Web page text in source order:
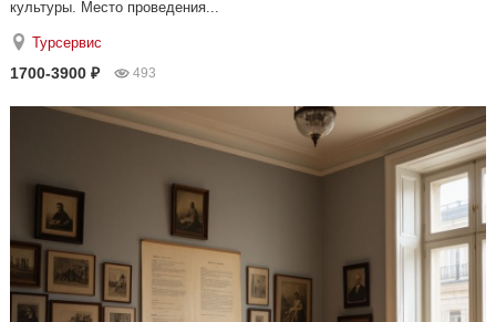
культуры. Место проведения...
Турсервис
1700-3900 ₽ 493